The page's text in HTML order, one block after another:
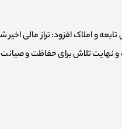
و املاک افزود: تراز مالی
تلاش برای حفاظت و صیانت از